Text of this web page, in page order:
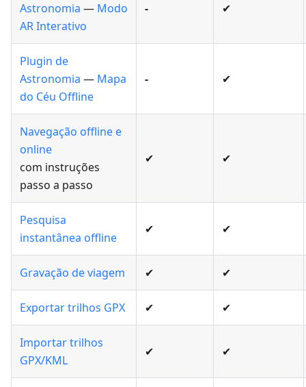
Astronomia — Modo
AR Interativo
- ✔
Plugin de
Astronomia — Mapa
do Céu Offline
- ✔
Navegação offline e
online
com instruções
passo a passo
✔ ✔
Pesquisa
instantânea offline
✔ ✔
Gravação de viagem ✔ ✔
Exportar trilhos GPX ✔ ✔
Importar trilhos
GPX/KML
✔ ✔